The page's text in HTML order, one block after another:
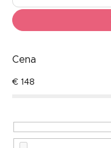
d
e
n
e
r
k
Najpredávanejšie
Abecedne
Cena
€ 148